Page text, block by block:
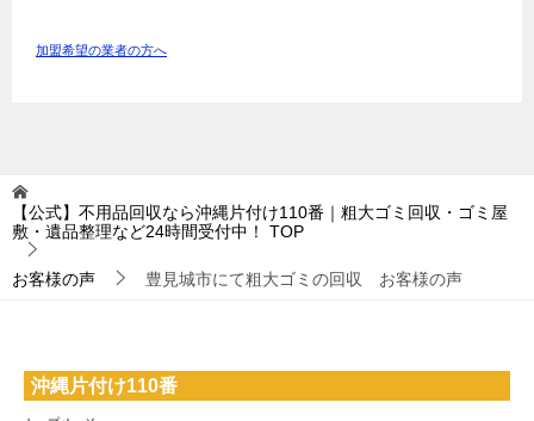
加盟希望の業者の方へ
【公式】不用品回収なら沖縄片付け110番｜粗大ゴミ回収・ゴミ屋
敷・遺品整理など24時間受付中！
TOP
お客様の声 豊見城市にて粗大ゴミの回収 お客様の声
沖縄片付け110番